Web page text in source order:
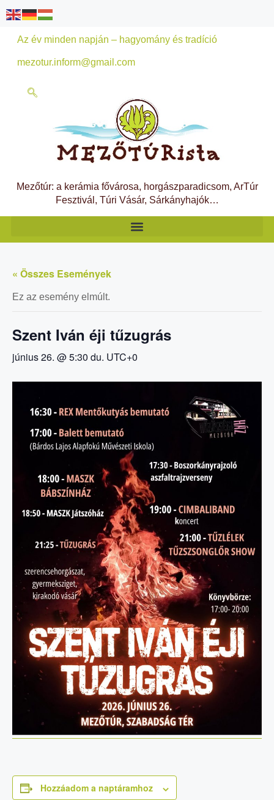
Az év minden napján – hagyomány és tradíció
mezotur.inform@gmail.com
Mezőtúr: a kerámia fővárosa, horgászparadicsom, ArTúr
Fesztivál, Túri Vásár, Sárkányhajók…
« Összes Események
Ez az esemény elmúlt.
Szent Iván éji tűzugrás
június 26. @ 5:30 du. UTC+0
Hozzáadom a naptáramhoz